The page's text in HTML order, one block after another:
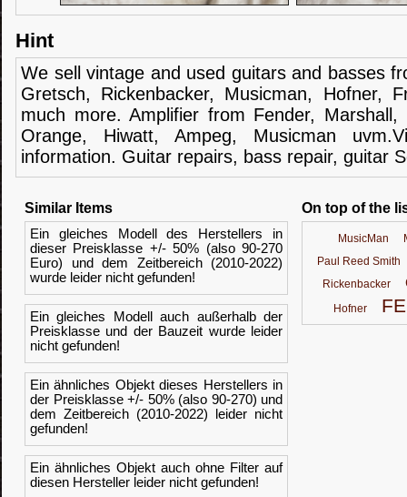
Hint
We sell vintage and used guitars and basses
Gretsch, Rickenbacker, Musicman, Hofner,
much more. Amplifier from Fender, Marshall,
Orange,
Hiwatt, Ampeg, Musicman
information. Guitar repairs, bass repair, guitar
Similar Items
Ein gleiches Modell des Herstellers in
dieser Preisklasse +/- 50% (also 90-270
Euro) und dem Zeitbereich (2010-2022)
wurde leider nicht gefunden!
Ein gleiches Modell auch außerhalb der
Preisklasse und der Bauzeit wurde leider
nicht gefunden!
Ein ähnliches Objekt dieses Herstellers in
der Preisklasse +/- 50% (also 90-270) und
dem Zeitbereich (2010-2022) leider nicht
gefunden!
Ein ähnliches Objekt auch ohne Filter auf
diesen Hersteller leider nicht gefunden!
On top of the
MusicMan
Paul Reed Smith
Rickenbacker
Hofner